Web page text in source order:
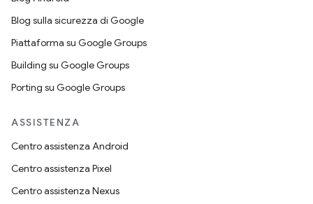
Blog sulla sicurezza di Google
Piattaforma su Google Groups
Building su Google Groups
Porting su Google Groups
ASSISTENZA
Centro assistenza Android
Centro assistenza Pixel
Centro assistenza Nexus